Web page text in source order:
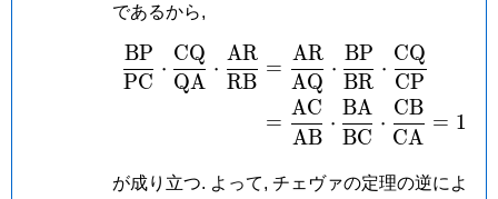
{\mathrm{BC}},
であるから,
\begin{aligned}
PC
BP
⋅
QA
CQ
⋅
RB
AR
=
AQ
AR
⋅
BR
BP
⋅
CP
CQ
=
AB
AC
⋅
BC
BA
⋅
CA
CB
= 1
が成り立つ. よって, チェヴァの定理の逆によ